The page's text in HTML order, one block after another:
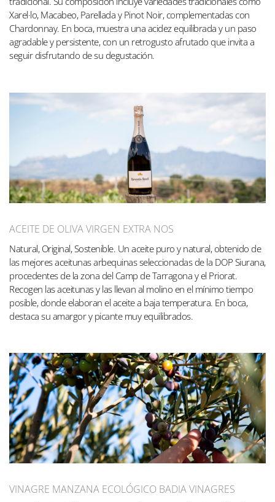
Xarel·lo, Macabeo, Parellada y Pinot Noir, complementadas con
Chardonnay. En boca, muestra una acidez equilibrada y un paso
agradable y persistente, con un retrogusto afrutado que invita a
seguir disfrutando de su degustación.
ACEITE DE OLIVA VIRGEN EXTRA NOS
Natural, Original, Sostenible. Un aceite puro y natural, obtenido de
las mejores aceitunas arbequinas seleccionadas de la DOP Siurana,
procedentes de la zona del Camp de Tarragona y el Priorat.
Recogen las aceitunas y las llevan al molino en el mínimo tiempo
posible, donde elaboran el aceite a baja temperatura. En boca,
destaca su amargor y picante muy equilibrados.
VINAGRE MANZANA ECOLÓGICO BADIA VINAGRES